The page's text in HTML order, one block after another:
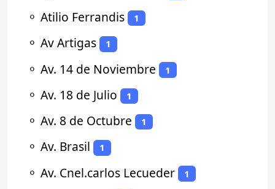
⚬ Atilio Ferrandis 1
⚬ Av Artigas 1
⚬ Av. 14 de Noviembre 1
⚬ Av. 18 de Julio 1
⚬ Av. 8 de Octubre 1
⚬ Av. Brasil 1
⚬ Av. Cnel.carlos Lecueder 1